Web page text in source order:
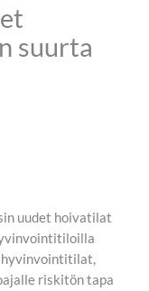
suurta
uudet hoivatilat
hyvinvointitilat,
riskitön tapa